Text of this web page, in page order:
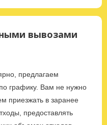
вывозами
предлагаем
графику. Вам не нужно
приезжать в заранее
предоставлять